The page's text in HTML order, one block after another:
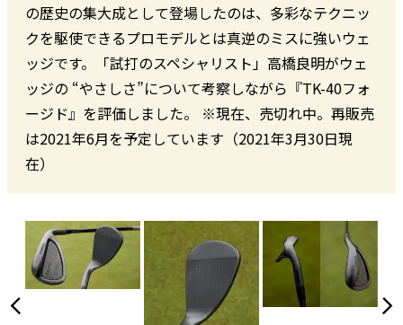
の歴史の集大成として登場したのは、多彩なテクニッ
クを駆使できるプロモデルとは真逆のミスに強いウェ
ッジです。「試打のスペシャリスト」高橋良明がウェ
ッジの “やさしさ”について考察しながら『TK-40フォ
ージド』を評価しました。 ※現在、売切れ中。再販売
は2021年6月を予定しています（2021年3月30日現
在）